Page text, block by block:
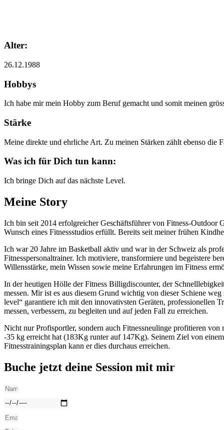
Alter:
26.12.1988
Hobbys
Ich habe mir mein Hobby zum Beruf gemacht und somit meinen
Stärke
Meine direkte und ehrliche Art. Zu meinen Stärken zählt ebenso die
Was ich für Dich tun kann:
Ich bringe Dich auf das nächste Level.
Meine Story
Ich bin seit 2014 erfolgreicher Geschäftsführer von Fitness-Outdoor
Wunsch eines Fitnessstudios erfüllt. Bereits seit meiner frühen
Ich war 20 Jahre im Basketball aktiv und war in der Schweiz als
Fitnesspersonaltrainer. Ich motiviere, transformiere und begeistere
Willensstärke, mein Wissen sowie meine Erfahrungen im Fitness
In der heutigen Hölle der Fitness Billigdiscounter, der
messen. Mir ist es aus diesem Grund wichtig von dieser Schiene
level“ garantiere ich mit den innovativsten Geräten, professionellen
messen, verbessern, zu begleiten und auf jeden Fall zu erreichen.
Nicht nur Profisportler, sondern auch Fitnessneulinge profitieren
-35 kg erreicht hat (183Kg runter auf 147Kg). Seinem Ziel von
Fitnesstrainingsplan kann er dies durchaus erreichen.
Buche jetzt deine Session mit mir